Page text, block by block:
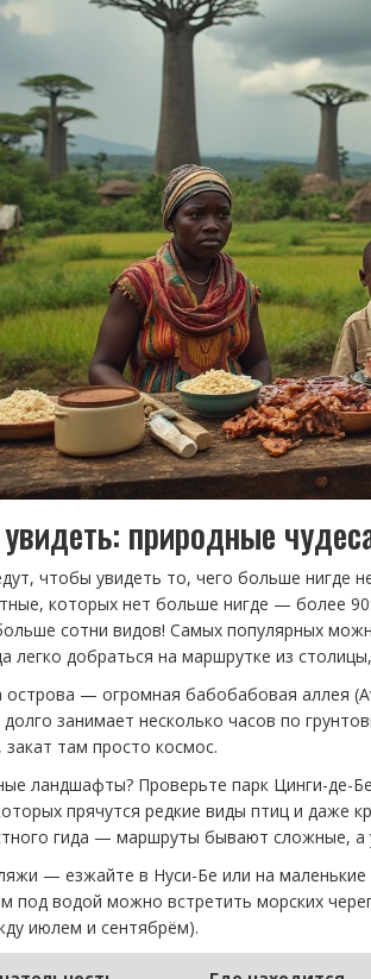
природные
чтобы увидеть то, чего больше нигде
которых нет больше нигде — более
сотни видов! Самых популярных
легко добраться на маршрутке из
острова — огромная бабобабовая аллея
занимает несколько часов по
там просто космос.
ландшафты? Проверьте парк Цинги-де-
прячутся редкие виды птиц и
гида — маршруты бывают сложные, а
— езжайте в Нуси-Бе или на
под водой можно встретить морских
июлем и сентябрём).